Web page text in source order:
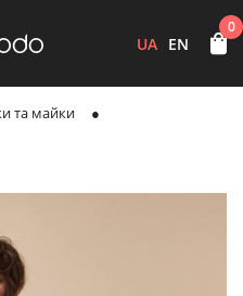
UA EN
0
та майки